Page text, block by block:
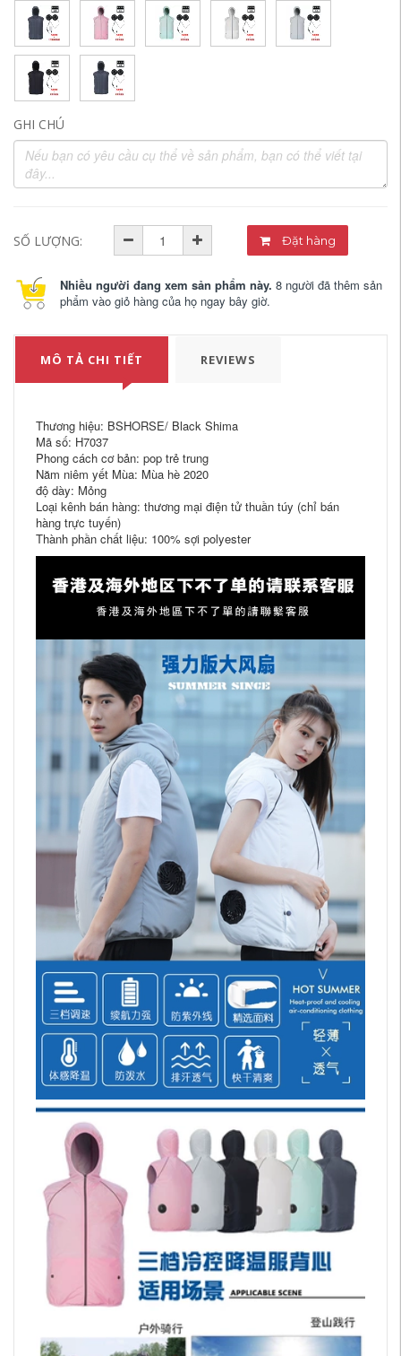
GHI CHÚ
SỐ LƯỢNG: Đặt hàng
Nhiều người đang xem sản phẩm này. 8 người đã thêm sản
phẩm vào giỏ hàng của họ ngay bây giờ.
MÔ TẢ CHI TIẾT REVIEWS
Thương hiệu: BSHORSE/ Black Shima
Mã số: H7037
Phong cách cơ bản: pop trẻ trung
Năm niêm yết Mùa: Mùa hè 2020
độ dày: Mỏng
Loại kênh bán hàng: thương mại điện tử thuần túy (chỉ bán
hàng trực tuyến)
Thành phần chất liệu: 100% sợi polyester